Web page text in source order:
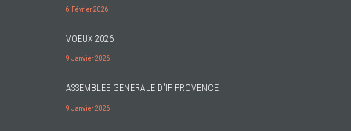
6 Février 2026
VOEUX 2026
9 Janvier 2026
ASSEMBLEE GENERALE D'IF PROVENCE
9 Janvier 2026